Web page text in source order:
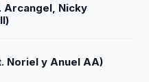
Arcangel, Nicky
Noriel y Anuel AA)